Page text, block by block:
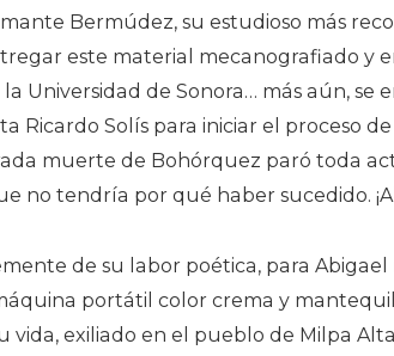
Bermúdez, su estudioso más
este material mecanografiado y
Universidad de Sonora… más aún, se
Ricardo Solís para iniciar el proceso
muerte de Bohórquez paró toda
no tendría por qué haber sucedido.
de su labor poética, para
portátil color crema y
vida, exiliado en el pueblo de Milpa